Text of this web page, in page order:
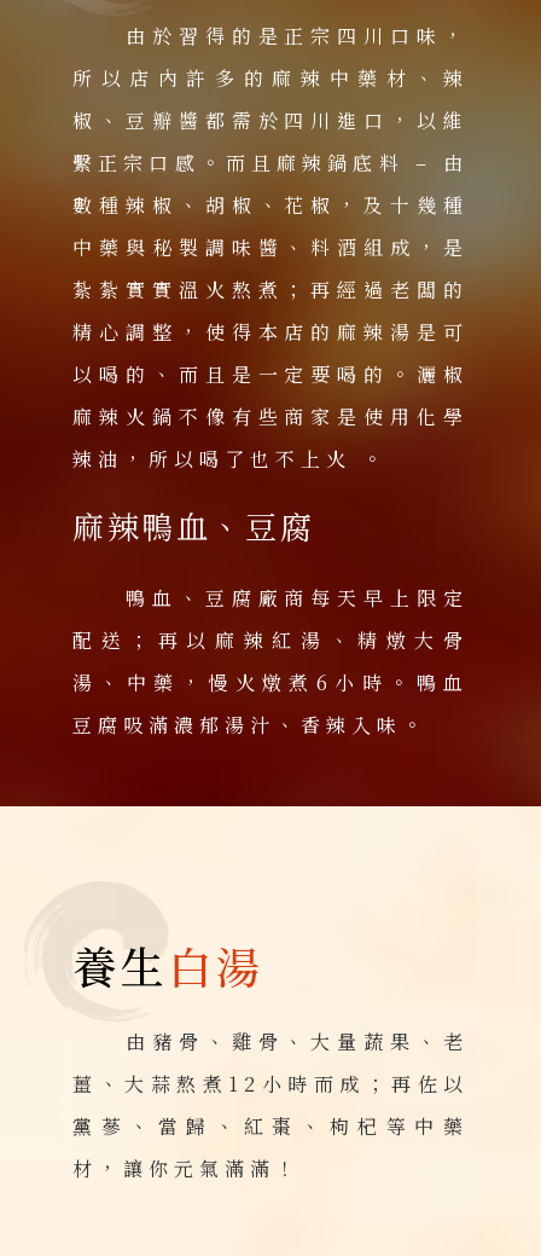
由於習得的是正宗四川口味，
所以店內許多的麻辣中藥材、辣
椒、豆瓣醬都需於四川進口，以維
繫正宗口感。而且麻辣鍋底料 – 由
數種辣椒、胡椒、花椒，及十幾種
中藥與秘製調味醬、料酒組成，是
紮紮實實溫火熬煮；再經過老闆的
精心調整，使得本店的麻辣湯是可
以喝的、而且是一定要喝的。灑椒
麻辣火鍋不像有些商家是使用化學
辣油，所以喝了也不上火 。
麻辣鴨血、豆腐
鴨血、豆腐廠商每天早上限定
配送；再以麻辣紅湯、精燉大骨
湯、中藥，慢火燉煮6小時。鴨血
豆腐吸滿濃郁湯汁、香辣入味。
養生 白湯
由豬骨、雞骨、大量蔬果、老
薑、大蒜熬煮12小時而成；再佐以
黨蔘、當歸、紅棗、枸杞等中藥
材，讓你元氣滿滿！